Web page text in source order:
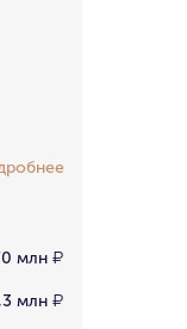
млн ₽
млн ₽